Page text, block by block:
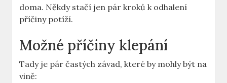
doma. Někdy stačí jen pár kroků k odhalení
příčiny potíží.
Možné příčiny klepání
Tady je pár častých závad, které by mohly být na
vině: